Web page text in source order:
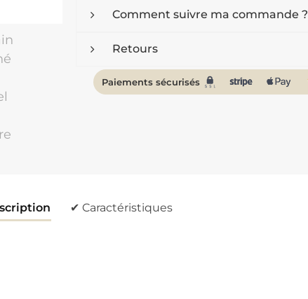
Comment suivre ma commande ?
Retours
Paiements sécurisés
✔ Caractéristiques